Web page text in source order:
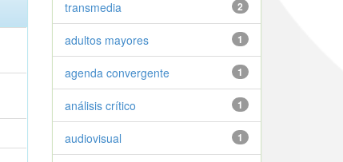
2
transmedia
1
adultos mayores
1
agenda convergente
1
análisis crítico
1
audiovisual